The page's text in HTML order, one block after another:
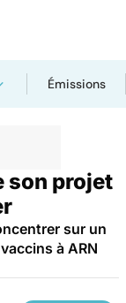
Émissions
son projet
sur un
à ARN